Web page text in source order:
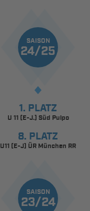
SAISON
24/25
1. PLATZ
U 11 (E-J.) Süd Pulpo
8. PLATZ
U11 (E-J) ÜR München RR
SAISON
23/24